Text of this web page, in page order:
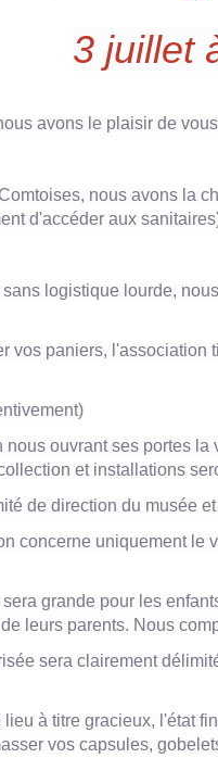
3 juillet
avons le plaisir de
nous avons la
d'accéder aux
logistique lourde,
vos paniers,
ouvrant ses portes
et installations
de direction du musée
concerne uniquement le
grande pour les
leurs parents. Nous
sera clairement
à titre gracieux, l'état
vos capsules,